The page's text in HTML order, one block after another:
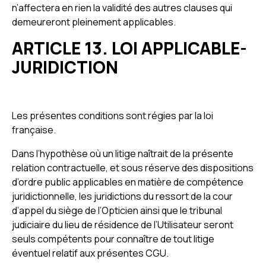
n’affectera en rien la validité des autres clauses qui
demeureront pleinement applicables.
ARTICLE 13. LOI APPLICABLE-
JURIDICTION
Les présentes conditions sont régies par la loi
française.
Dans l’hypothèse où un litige naîtrait de la présente
relation contractuelle, et sous réserve des dispositions
d’ordre public applicables en matière de compétence
juridictionnelle, les juridictions du ressort de la cour
d’appel du siège de l’Opticien ainsi que le tribunal
judiciaire du lieu de résidence de l’Utilisateur seront
seuls compétents pour connaître de tout litige
éventuel relatif aux présentes CGU.